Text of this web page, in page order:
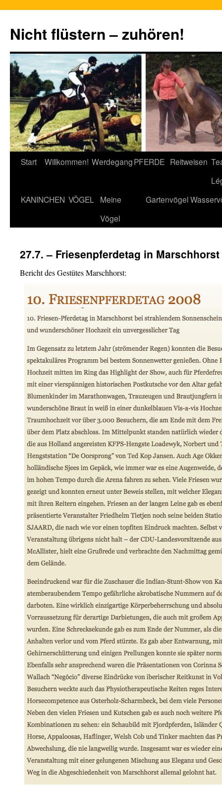
Nicht flüstern – zuhören!
Zum
springen
Start Willkommen! WerdegangPFERDE Reitweisen
KANINCHEN VÖGEL
Meine
Vögel
Gartenvögel
27.7. – Friesenpferdetag in Marschhorst
Bericht des Gestütes Marschhorst: